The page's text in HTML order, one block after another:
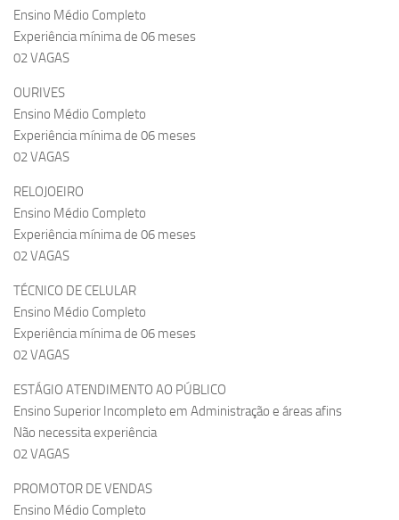
Ensino Médio Completo
Experiência mínima de 06 meses
02 VAGAS
OURIVES
Ensino Médio Completo
Experiência mínima de 06 meses
02 VAGAS
RELOJOEIRO
Ensino Médio Completo
Experiência mínima de 06 meses
02 VAGAS
TÉCNICO DE CELULAR
Ensino Médio Completo
Experiência mínima de 06 meses
02 VAGAS
ESTÁGIO ATENDIMENTO AO PÚBLICO
Ensino Superior Incompleto em Administração e áreas afins
Não necessita experiência
02 VAGAS
PROMOTOR DE VENDAS
Ensino Médio Completo